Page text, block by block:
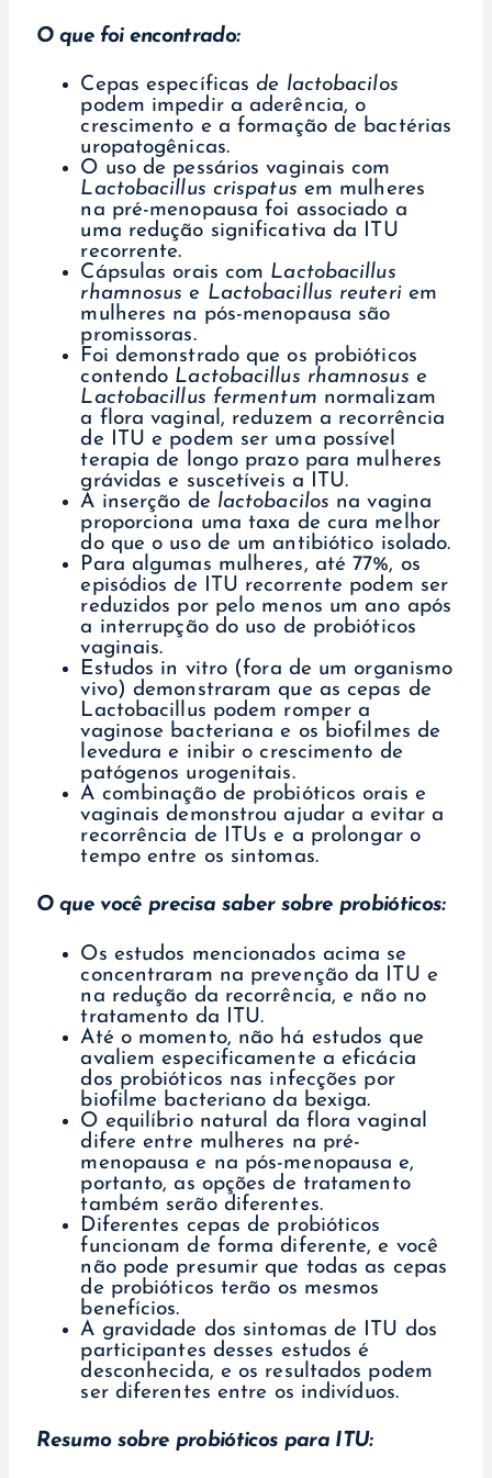
O que foi encontrado:
Cepas específicasde lactobacilos
podem impedir a aderência, o
crescimento e a formação de bactérias
uropatogênicas.
O uso de pessários vaginais com
Lactobacillus crispatus em mulheres
na pré-menopausa foi associado a
uma redução significativa da ITU
recorrente.
Cápsulas orais com Lactobacillus
rhamnosus e Lactobacillus reuteriem
mulheres na pós-menopausa são
promissoras.
Foi demonstrado que os probióticos
contendo Lactobacillus rhamnosus e
Lactobacillus fermentum normalizam
a flora vaginal, reduzem a recorrência
de ITU e podem ser uma possível
terapia de longo prazo para mulheres
grávidas e suscetíveis a ITU.
A inserção de lactobacilos na vagina
proporciona uma taxa de cura melhor
do que o uso de um antibiótico isolado.
Para algumas mulheres, até 77%, os
episódios de ITU recorrente podem ser
reduzidos por pelo menos um ano após
a interrupção do uso de probióticos
vaginais.
Estudos in vitro (fora de um organismo
vivo) demonstraram que as cepas de
Lactobacillus podem romper a
vaginose bacteriana e os biofilmes de
levedura e inibir o crescimento de
patógenos urogenitais.
A combinação de probióticos orais e
vaginais demonstrou ajudar a evitar a
recorrência de ITUs e a prolongar o
tempo entre os sintomas.
O que você precisa saber sobre probióticos:
Os estudos mencionados acima se
concentraram na prevenção da ITU e
na redução da recorrência, e não no
tratamento da ITU.
Até o momento, não há estudos que
avaliem especificamente a eficácia
dos probióticos nas infecções por
biofilme bacteriano da bexiga.
O equilíbrio natural da flora vaginal
difere entre mulheres na pré-
menopausa e na pós-menopausa e,
portanto, as opções de tratamento
também serão diferentes.
Diferentes cepas de probióticos
funcionam de forma diferente, e você
não pode presumir que todas as cepas
de probióticos terão os mesmos
benefícios.
A gravidade dos sintomas de ITU dos
participantes desses estudos é
desconhecida, e os resultados podem
ser diferentes entre os indivíduos.
Resumo sobre probióticos para ITU: